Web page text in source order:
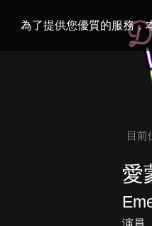
為了提供您優質的服務，
目前
愛
演員